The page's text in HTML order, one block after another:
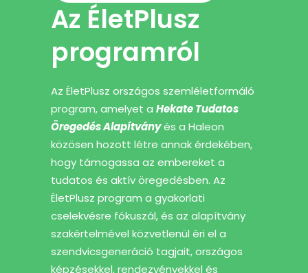
Az ÉletPlusz
programról
Az ÉletPlusz országos szemléletformáló
program, amelyet a Hekate Tudatos
Öregedés Alapítványés a Haleon
közösen hozott létre annak érdekében,
hogy támogassa az embereket a
tudatos és aktív öregedésben. Az
ÉletPlusz program a gyakorlati
cselekvésre fókuszál, és az alapítvány
szakértelmével közvetlenül éri el a
szendvicsgeneráció tagjait, országos
képzésekkel, rendezvényekkel és